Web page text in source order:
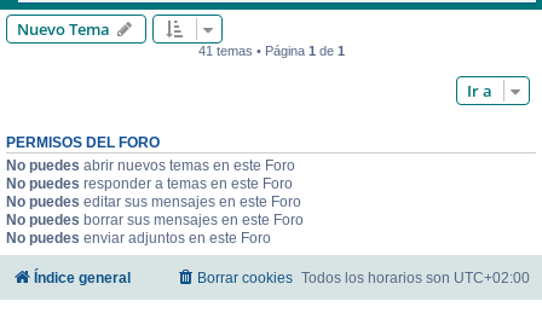
Nuevo Tema
41 temas • Página 1 de 1
Ir a
PERMISOS DEL FORO
No puedes abrir nuevos temas en este Foro
No puedes responder a temas en este Foro
No puedes editar sus mensajes en este Foro
No puedes borrar sus mensajes en este Foro
No puedes enviar adjuntos en este Foro
Índice general Todos los horarios son UTC+02:00
Borrar cookies